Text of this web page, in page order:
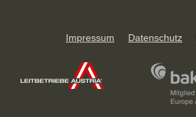
Impressum Datenschutz